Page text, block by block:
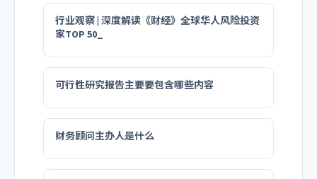
行业观察 | 深度解读《财经》全球华人风险投资
家TOP 50_
可行性研究报告主要要包含哪些内容
财务顾问主办人是什么